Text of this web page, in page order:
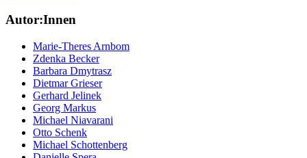
Autor:Innen
Marie-Theres Arnbom
Zdenka Becker
Barbara Dmytrasz
Dietmar Grieser
Gerhard Jelinek
Georg Markus
Michael Niavarani
Otto Schenk
Michael Schottenberg